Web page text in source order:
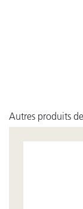
Autres produits